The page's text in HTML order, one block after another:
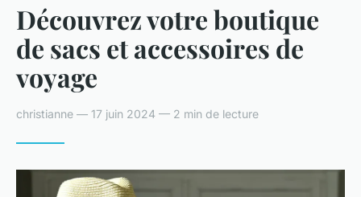
Découvrez votre boutique
de sacs et accessoires de
voyage
christianne — 17 juin 2024 — 2 min de lecture